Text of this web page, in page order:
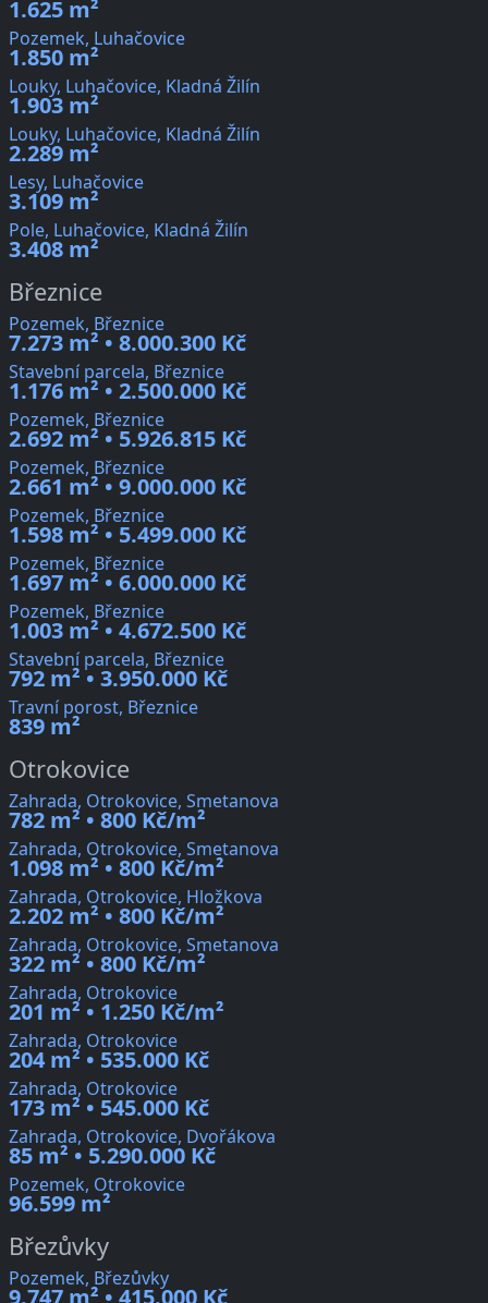
1.625 m²
Pozemek, Luhačovice
1.850 m²
Louky, Luhačovice, Kladná Žilín
1.903 m²
Louky, Luhačovice, Kladná Žilín
2.289 m²
Lesy, Luhačovice
3.109 m²
Pole, Luhačovice, Kladná Žilín
3.408 m²
Březnice
Pozemek, Březnice
7.273 m² • 8.000.300 Kč
Stavební parcela, Březnice
1.176 m² • 2.500.000 Kč
Pozemek, Březnice
2.692 m² • 5.926.815 Kč
Pozemek, Březnice
2.661 m² • 9.000.000 Kč
Pozemek, Březnice
1.598 m² • 5.499.000 Kč
Pozemek, Březnice
1.697 m² • 6.000.000 Kč
Pozemek, Březnice
1.003 m² • 4.672.500 Kč
Stavební parcela, Březnice
792 m² • 3.950.000 Kč
Travní porost, Březnice
839 m²
Otrokovice
Zahrada, Otrokovice, Smetanova
782 m² • 800 Kč/m²
Zahrada, Otrokovice, Smetanova
1.098 m² • 800 Kč/m²
Zahrada, Otrokovice, Hložkova
2.202 m² • 800 Kč/m²
Zahrada, Otrokovice, Smetanova
322 m² • 800 Kč/m²
Zahrada, Otrokovice
201 m² • 1.250 Kč/m²
Zahrada, Otrokovice
204 m² • 535.000 Kč
Zahrada, Otrokovice
173 m² • 545.000 Kč
Zahrada, Otrokovice, Dvořákova
85 m² • 5.290.000 Kč
Pozemek, Otrokovice
96.599 m²
Březůvky
Pozemek, Březůvky